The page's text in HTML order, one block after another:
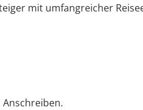
mit umfangreicher